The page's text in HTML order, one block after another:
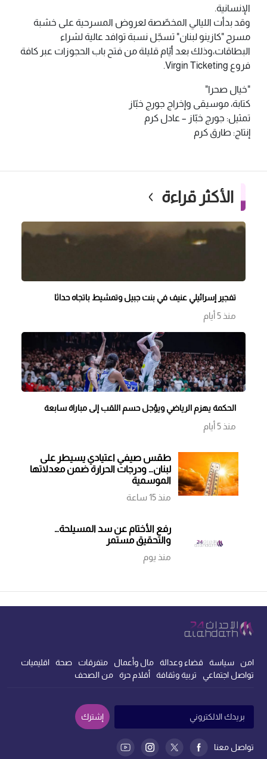
الإنسانية.
وقد بدأت الليالي المخصّصة لعروض المسرحية على خشبة
مسرح "كازينو لبنان" تسجّل نسبة توافد عالية لشراء
البطاقات،وذلك بعد أيّام قليلة من فتح باب الحجوزات عبر كافة
فروع Virgin Ticketing.
"خيال صحرا"
كتابة، موسيقى وإخراج جورج خبّاز
تمثيل: جورج خبّاز – عادل كرم
إنتاج: طارق كرم
الأكثر قراءة
تفجير إسرائيلي عنيف في بنت جبيل وتمشيط باتجاه حداثا
منذ 5 أيام
الحكمة يهزم الرياضي ويؤجل حسم اللقب إلى مباراة سابعة
منذ 5 أيام
طقس صيفي اعتيادي يسيطر على
لبنان… ودرجات الحرارة ضمن معدلاتها
الموسمية
منذ 15 ساعة
رفع الأختام عن سد المسيلحة…
والتحقيق مستمر
منذ يوم
امن سياسة قضاء وعدالة مال وأعمال متفرقات صحة
اقليميات
تواصل اجتماعي
تربية وثقافة أقلام حرة من الصحف
تواصل معنا
إشترك